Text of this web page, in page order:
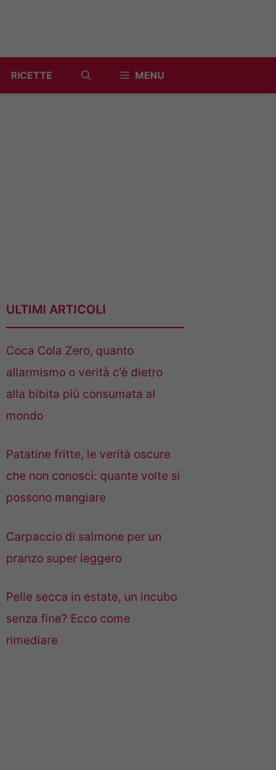
RICETTE MENU
ULTIMI ARTICOLI
Coca Cola Zero, quanto
allarmismo o verità c’è dietro
alla bibita più consumata al
mondo
Patatine fritte, le verità oscure
che non conosci: quante volte si
possono mangiare
Carpaccio di salmone per un
pranzo super leggero
Pelle secca in estate, un incubo
senza fine? Ecco come
rimediare